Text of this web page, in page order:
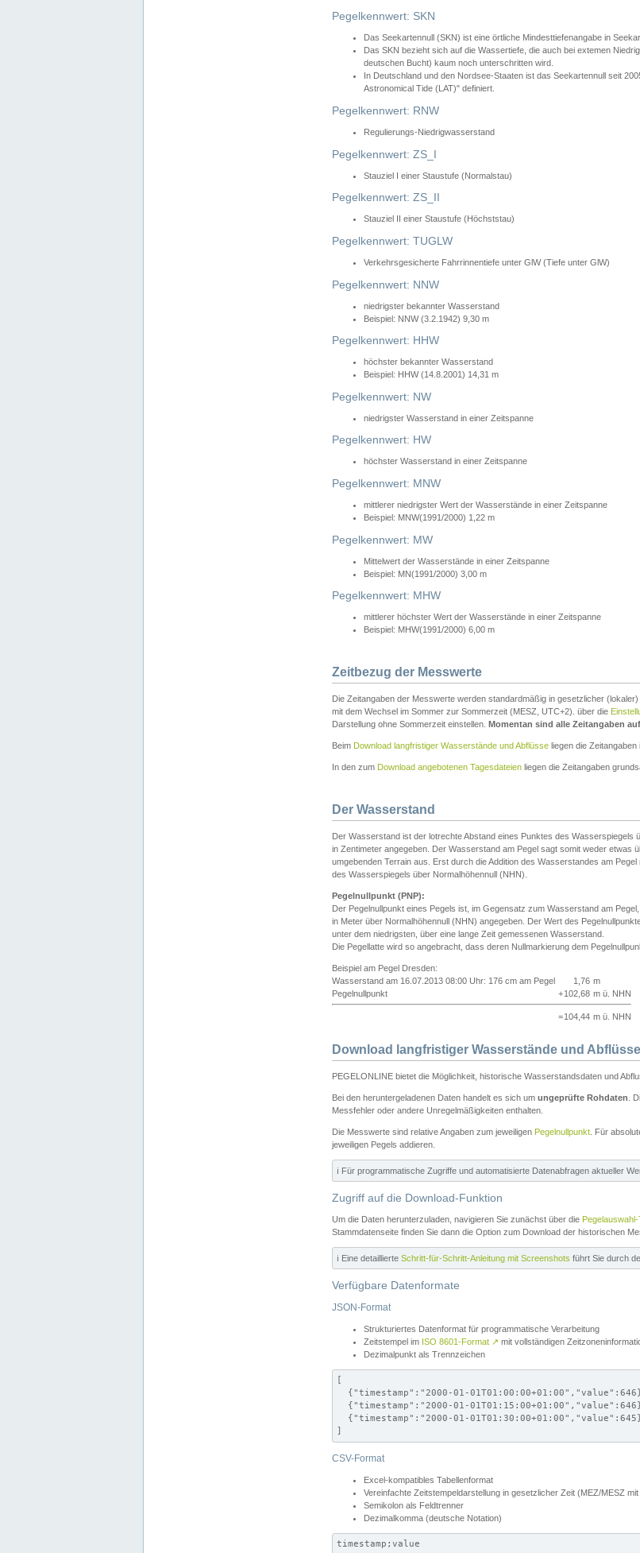
Pegelkennwert: SKN
Das Seekartennull (SKN) ist eine örtliche Mindesttiefenangabe in
Das SKN bezieht sich auf die Wassertiefe, die auch bei extemen
deutschen Bucht) kaum noch unterschritten wird.
In Deutschland und den Nordsee-Staaten ist das Seekartennull seit
Astronomical Tide (LAT)" definiert.
Pegelkennwert: RNW
Regulierungs-Niedrigwasserstand
Pegelkennwert: ZS_I
Stauziel I einer Staustufe (Normalstau)
Pegelkennwert: ZS_II
Stauziel II einer Staustufe (Höchststau)
Pegelkennwert: TUGLW
Verkehrsgesicherte Fahrrinnentiefe unter GlW (Tiefe unter GlW)
Pegelkennwert: NNW
niedrigster bekannter Wasserstand
Beispiel: NNW (3.2.1942) 9,30 m
Pegelkennwert: HHW
höchster bekannter Wasserstand
Beispiel: HHW (14.8.2001) 14,31 m
Pegelkennwert: NW
niedrigster Wasserstand in einer Zeitspanne
Pegelkennwert: HW
höchster Wasserstand in einer Zeitspanne
Pegelkennwert: MNW
mittlerer niedrigster Wert der Wasserstände in einer Zeitspanne
Beispiel: MNW(1991/2000) 1,22 m
Pegelkennwert: MW
Mittelwert der Wasserstände in einer Zeitspanne
Beispiel: MN(1991/2000) 3,00 m
Pegelkennwert: MHW
mittlerer höchster Wert der Wasserstände in einer Zeitspanne
Beispiel: MHW(1991/2000) 6,00 m
Zeitbezug der Messwerte
Die Zeitangaben der Messwerte werden standardmäßig in gesetzlicher
mit dem Wechsel im Sommer zur Sommerzeit (MESZ, UTC+2). über die
Darstellung ohne Sommerzeit einstellen. Momentan sind alle Zeitangaben
Beim Download langfristiger Wasserstände und Abflüsse liegen die
In den zum Download angebotenen Tagesdateien liegen die Zeitangaben
Der Wasserstand
Der Wasserstand ist der lotrechte Abstand eines Punktes des Wasserspiegels
in Zentimeter angegeben. Der Wasserstand am Pegel sagt somit weder etwas
umgebenden Terrain aus. Erst durch die Addition des Wasserstandes am
des Wasserspiegels über Normalhöhennull (NHN).
Pegelnullpunkt (PNP):
Der Pegelnullpunkt eines Pegels ist, im Gegensatz zum Wasserstand am
in Meter über Normalhöhennull (NHN) angegeben. Der Wert des
unter dem niedrigsten, über eine lange Zeit gemessenen Wasserstand.
Die Pegellatte wird so angebracht, dass deren Nullmarkierung dem
Beispiel am Pegel Dresden:
Wasserstand am 16.07.2013 08:00 Uhr: 176 cm am Pegel
1,76 m
Pegelnullpunkt
+102,68 m ü. NHN
=104,44 m ü. NHN
Download langfristiger Wasserstände und Abflüsse
PEGELONLINE bietet die Möglichkeit, historische Wasserstandsdaten und
Bei den heruntergeladenen Daten handelt es sich um ungeprüfte Rohdaten .
Messfehler oder andere Unregelmäßigkeiten enthalten.
Die Messwerte sind relative Angaben zum jeweiligen Pegelnullpunkt . Für
jeweiligen Pegels addieren.
ℹ️ Für programmatische Zugriffe und automatisierte Datenabfragen aktueller
Zugriff auf die Download-Funktion
Um die Daten herunterzuladen, navigieren Sie zunächst über die Pegelauswahl-
Stammdatenseite finden Sie dann die Option zum Download der historischen
ℹ️ Eine detaillierte Schritt-für-Schritt-Anleitung mit Screenshots führt Sie durch
Verfügbare Datenformate
JSON-Format
Strukturiertes Datenformat für programmatische Verarbeitung
Zeitstempel im ISO 8601-Format ↗ mit vollständigen
Dezimalpunkt als Trennzeichen
[
{"timestamp":"2000-01-
{"timestamp":"2000-01-
{"timestamp":"2000-01-
]
CSV-Format
Excel-kompatibles Tabellenformat
Vereinfachte Zeitstempeldarstellung in gesetzlicher Zeit (MEZ/MESZ
Semikolon als Feldtrenner
Dezimalkomma (deutsche Notation)
timestamp;value